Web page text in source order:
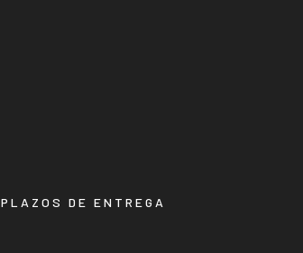
PLAZOS DE ENTREGA